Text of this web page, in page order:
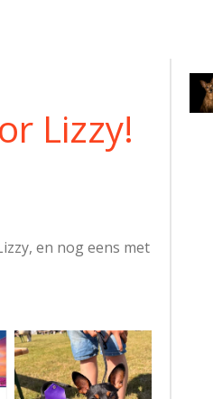
Lizzy!
en nog eens met